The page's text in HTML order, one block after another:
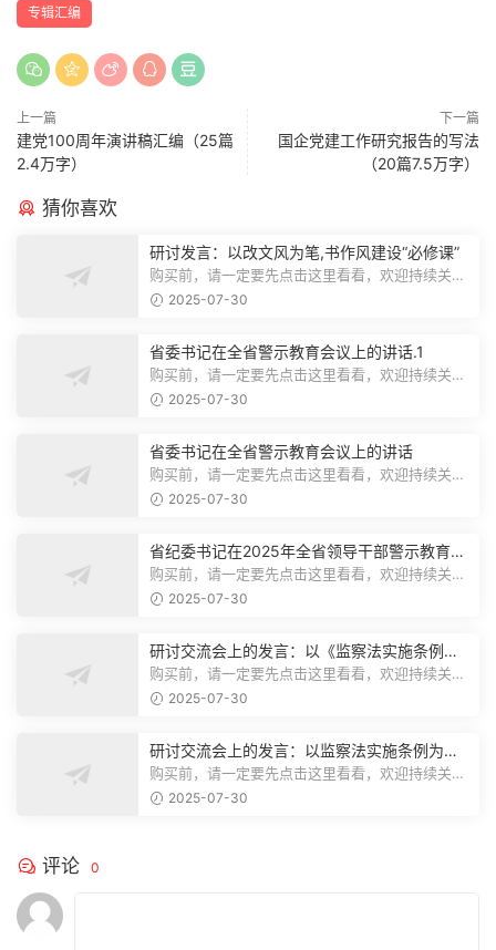
专辑汇编
上一篇
建党100周年演讲稿汇编（25篇
2.4万字）
下一篇
国企党建工作研究报告的写法
（20篇7.5万字）
猜你喜欢
研讨发言：以改文风为笔,书作风建设“必修课”
购买前，请一定要先点击这里看看，欢迎持续关
注，精彩模板每天推送预览结束，本文...
2025-07-30
省委书记在全省警示教育会议上的讲话.1
购买前，请一定要先点击这里看看，欢迎持续关
注，精彩模板每天推送预览结束，本文...
2025-07-30
省委书记在全省警示教育会议上的讲话
购买前，请一定要先点击这里看看，欢迎持续关
注，精彩模板每天推送预览结束，本文...
2025-07-30
省纪委书记在2025年全省领导干部警示教育会
上的讲话.1
购买前，请一定要先点击这里看看，欢迎持续关
注，精彩模板每天推送预览结束，本文...
2025-07-30
研讨交流会上的发言：以《监察法实施条例》
为纲,推动巡察工作高质量发展
购买前，请一定要先点击这里看看，欢迎持续关
注，精彩模板每天推送预览结束，本文...
2025-07-30
研讨交流会上的发言：以监察法实施条例为纲
推动巡察工作高质量发展
购买前，请一定要先点击这里看看，欢迎持续关
注，精彩模板每天推送预览结束，本文...
2025-07-30
评论 0